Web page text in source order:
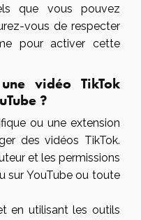
que vous pouvez
vous de respecter
pour activer cette
vidéo TikTok
?
ou une extension
des vidéos TikTok.
et les permissions
sur YouTube ou toute
en utilisant les outils